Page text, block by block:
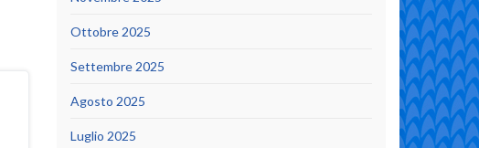
Ottobre 2025
Settembre 2025
Agosto 2025
Luglio 2025